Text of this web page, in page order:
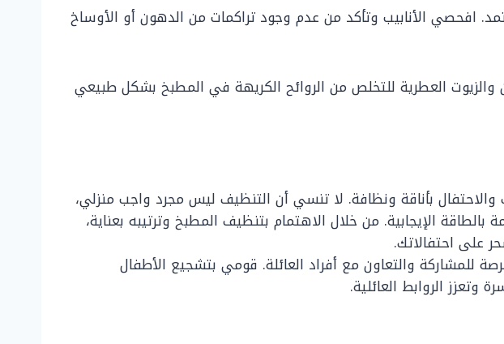
افحصي الأنابيب وتأكد من عدم وجود تراكمات من الدهون أو الأوساخ
العطرية للتخلص من الروائح الكريهة في المطبخ بشكل طبيعي
بأناقة ونظافة. لا تنسي أن التنظيف ليس مجرد واجب منزلي،
الإيجابية. من خلال الاهتمام بتنظيف المطبخ وترتيبه بعناية،
على احتفالاتك.
والتعاون مع أفراد العائلة. قومي بتشجيع الأطفال
الروابط العائلية.